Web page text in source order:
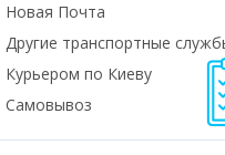
Новая Почта
Другие транспортные
Курьером по Киеву
Самовывоз